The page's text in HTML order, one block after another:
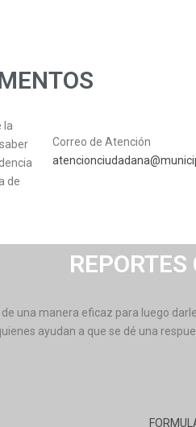
la
de
Correo de Atención
una manera eficaz para luego
ayudan a que se dé una